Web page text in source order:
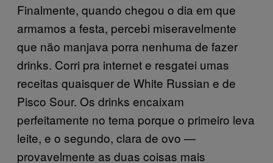
Finalmente, quando chegou o dia em que
armamos a festa, percebi miseravelmente
que não manjava porra nenhuma de fazer
drinks. Corri pra internet e resgatei umas
receitas quaisquer de White Russian e de
Pisco Sour. Os drinks encaixam
perfeitamente no tema porque o primeiro leva
leite, e o segundo, clara de ovo —
provavelmente as duas coisas mais